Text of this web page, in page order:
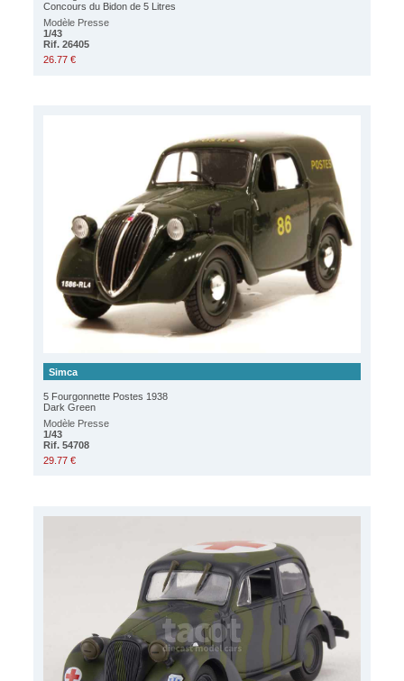
Concours du Bidon de 5 Litres
Modèle Presse
1/43
Rif. 26405
26.77 €
Simca
5 Fourgonnette Postes 1938
Dark Green
Modèle Presse
1/43
Rif. 54708
29.77 €